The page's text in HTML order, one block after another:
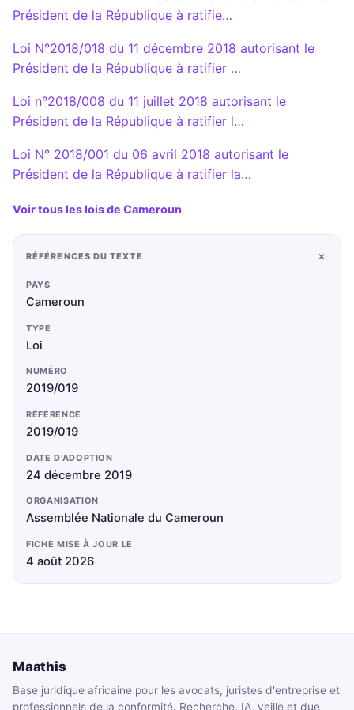
Président de la République à ratifie…
Loi N°2018/018 du 11 décembre 2018 autorisant le
Président de la République à ratifier …
Loi n°2018/008 du 11 juillet 2018 autorisant le
Président de la République à ratifier l…
Loi N° 2018/001 du 06 avril 2018 autorisant le
Président de la République à ratifier la…
Voir tous les lois de Cameroun
RÉFÉRENCES DU TEXTE +
PAYS
Cameroun
TYPE
Loi
NUMÉRO
2019/019
RÉFÉRENCE
2019/019
DATE D'ADOPTION
24 décembre 2019
ORGANISATION
Assemblée Nationale du Cameroun
FICHE MISE À JOUR LE
4 août 2026
Maathis
Base juridique africaine pour les avocats, juristes d'entreprise et
professionnels de la conformité. Recherche, IA, veille et due